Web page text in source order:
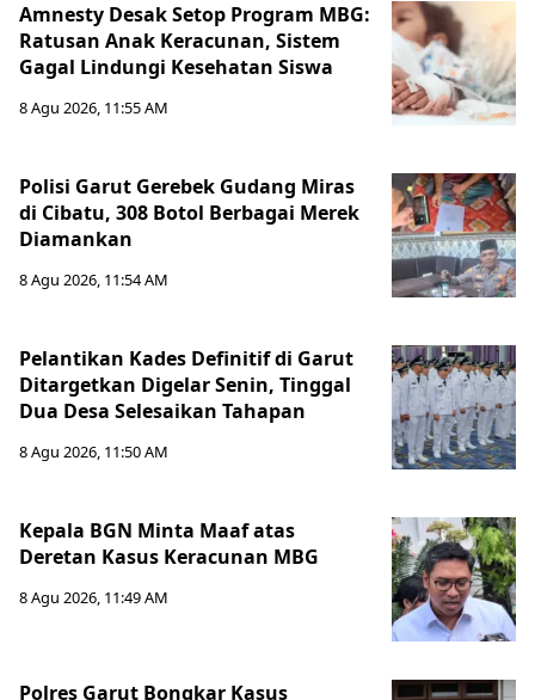
Amnesty Desak Setop Program MBG:
Ratusan Anak Keracunan, Sistem
Gagal Lindungi Kesehatan Siswa
8 Agu 2026, 11:55 AM
Polisi Garut Gerebek Gudang Miras
di Cibatu, 308 Botol Berbagai Merek
Diamankan
8 Agu 2026, 11:54 AM
Pelantikan Kades Definitif di Garut
Ditargetkan Digelar Senin, Tinggal
Dua Desa Selesaikan Tahapan
8 Agu 2026, 11:50 AM
Kepala BGN Minta Maaf atas
Deretan Kasus Keracunan MBG
8 Agu 2026, 11:49 AM
Polres Garut Bongkar Kasus